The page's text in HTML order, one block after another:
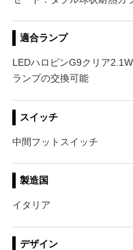
適合ランプ
LEDハロピンG9クリア
ランプの交換可能
スイッチ
中間フットスイッチ
製造国
イタリア
デザイン